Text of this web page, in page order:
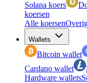
Solana koers
koersen
Alle koersen
Wallets
Bitcoin wallet
Cardano wallet
Hardware wallets